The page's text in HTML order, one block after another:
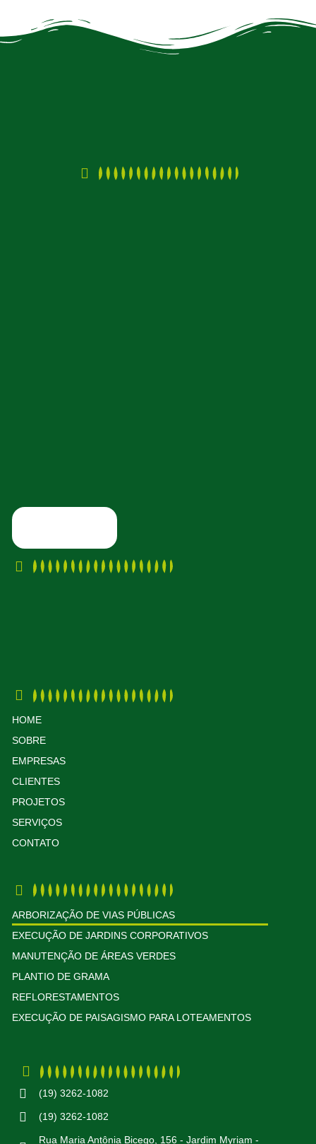
HOME
SOBRE
EMPRESAS
CLIENTES
PROJETOS
SERVIÇOS
CONTATO
ARBORIZAÇÃO DE VIAS PÚBLICAS
EXECUÇÃO DE JARDINS CORPORATIVOS
MANUTENÇÃO DE ÁREAS VERDES
PLANTIO DE GRAMA
REFLORESTAMENTOS
EXECUÇÃO DE PAISAGISMO PARA LOTEAMENTOS
(19) 3262-1082
(19) 3262-1082
Rua Maria Antônia Bicego, 156 - Jardim Myriam -